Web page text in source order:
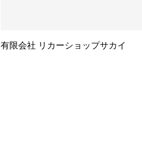
有限会社 リカーショップサカイ